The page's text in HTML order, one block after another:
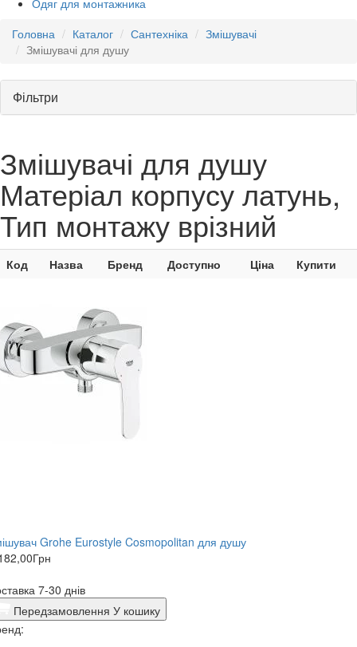
Одяг для монтажника
Головна
Каталог Сантехніка
Змішувачі
Змішувачі для душу
Фільтри
Змішувачі для душу
Матеріал корпусу латунь,
Тип монтажу врізний
Код Назва Бренд Доступно Ціна Купити
Grohe Eurostyle Cosmopolitan для душу
Грн
7-30 днів
Передзамовлення У кошику